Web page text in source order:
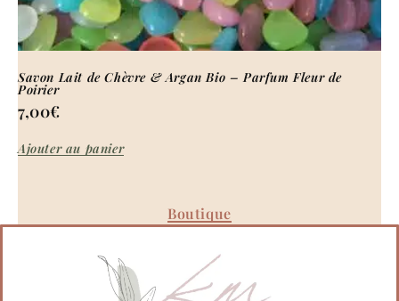
Savon Lait de Chèvre & Argan Bio – Parfum Fleur de
Poirier
7,00€
Ajouter au panier
Boutique